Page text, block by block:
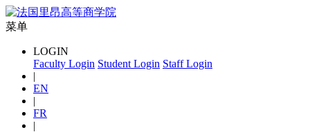
菜单
LOGIN
Faculty Login Student Login Staff Login
|
EN
|
FR
|